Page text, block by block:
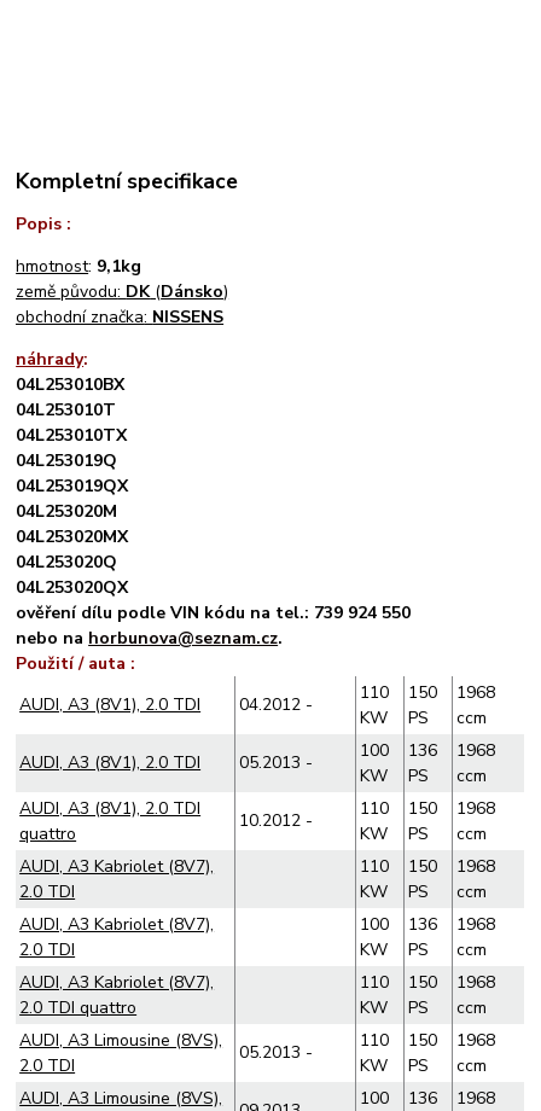
Kompletní specifikace
Popis :
hmotnost: 9,1kg
země původu: DK(Dánsko)
obchodní značka: NISSENS
náhrady:
04L253010BX
04L253010T
04L253010TX
04L253019Q
04L253019QX
04L253020M
04L253020MX
04L253020Q
04L253020QX
ověření dílu podle VIN kódu na tel.: 739 924 550
nebo na horbunova@seznam.cz.
Použití / auta :
AUDI, A3 (8V1), 2.0 TDI
04.2012 -
110
KW
150
PS
1968
ccm
AUDI, A3 (8V1), 2.0 TDI
05.2013 -
100
KW
136
PS
1968
ccm
AUDI, A3 (8V1), 2.0 TDI
quattro
10.2012 -
110
KW
150
PS
1968
ccm
AUDI, A3 Kabriolet (8V7),
2.0 TDI
110
KW
150
PS
1968
ccm
AUDI, A3 Kabriolet (8V7),
2.0 TDI
100
KW
136
PS
1968
ccm
AUDI, A3 Kabriolet (8V7),
2.0 TDI quattro
110
KW
150
PS
1968
ccm
AUDI, A3 Limousine (8VS),
2.0 TDI
05.2013 -
110
KW
150
PS
1968
ccm
AUDI, A3 Limousine (8VS),
100 136 1968